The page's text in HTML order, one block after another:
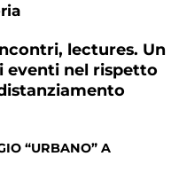
lectures. Un
eventi nel rispetto
“URBANO” A